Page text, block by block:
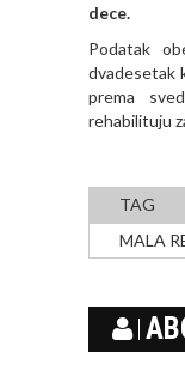
dece.
Podatak
dvadesetak
prema
rehabilituju
TAG
MALA